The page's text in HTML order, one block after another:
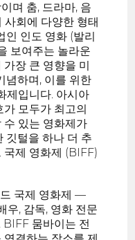
며 춤, 드라마, 음
사회에 다양한 형태
인 인도 영화 (발리
보여주는 놀라운
장 큰 영향을 미
념하며, 이를 위한
제입니다. 아시아
모두가 최고의
수 있는 영화제가
깃털을 하나 더 추
국제 영화제 (BIFF)
국제 영화제 —
우, 감독, 영화 전문
BIFF 뭄바이는 전